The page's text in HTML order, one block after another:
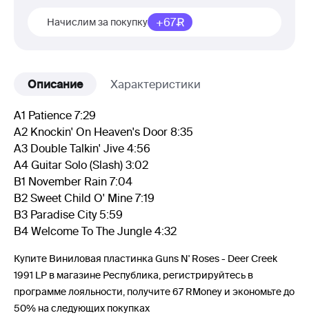
Начислим за покупку +67
Описание Характеристики
A1 Patience 7:29
A2 Knockin' On Heaven's Door 8:35
A3 Double Talkin' Jive 4:56
A4 Guitar Solo (Slash) 3:02
B1 November Rain 7:04
B2 Sweet Child O' Mine 7:19
B3 Paradise City 5:59
B4 Welcome To The Jungle 4:32
Купите Виниловая пластинка Guns N' Roses - Deer Creek
1991 LP в магазине Республика, регистрируйтесь в
программе лояльности, получите 67 RMoney и экономьте до
50% на следующих покупках